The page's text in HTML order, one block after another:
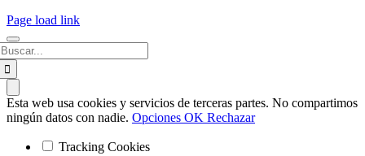
Page load link
Esta web usa cookies y servicios de terceras partes. No compartimos
ningún datos con nadie. Opciones OK Rechazar
Tracking Cookies